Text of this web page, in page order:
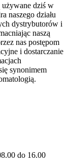
dziś w
naszego działu
dystrybutorów i
naszą
nas postępom
i dostarczanie
synonimem
do 16.00